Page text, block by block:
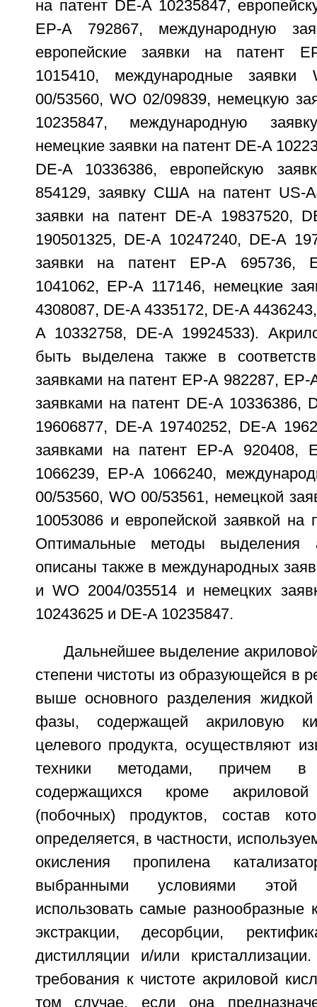
на патент DE-A 10235847,
ЕР-А 792867, международную
европейские заявки на патент
1015410, международные заявки
00/53560, WO 02/09839, немецкую
10235847, международную
немецкие заявки на патент DE-A
DE-A 10336386, европейскую
854129, заявку США на патент US-
заявки на патент DE-A 19837520,
190501325, DE-A 10247240, DE-A
заявки на патент ЕР-А 695736,
1041062, ЕР-А 117146, немецкие
4308087, DE-A 4335172, DE-A
A 10332758, DE-A 19924533).
быть выделена также в
заявками на патент ЕР-А 982287,
заявками на патент DE-A 10336386,
19606877, DE-A 19740252, DE-A
заявками на патент ЕР-А 920408,
1066239, ЕР-А 1066240,
00/53560, WO 00/53561, немецкой
10053086 и европейской заявкой на
Оптимальные методы выделения
описаны также в международных
и WO 2004/035514 и немецких
10243625 и DE-A 10235847.
Дальнейшее выделение
степени чистоты из образующейся в
выше основного разделения жидкой
фазы, содержащей акриловую
целевого продукта, осуществляют
техники методами, причем в
содержащихся кроме
(побочных) продуктов, состав
определяется, в частности,
окисления пропилена
выбранными условиями
использовать самые разнообразные
экстракции, десорбции,
дистилляции и/или
требования к чистоте акриловой
том случае, если она